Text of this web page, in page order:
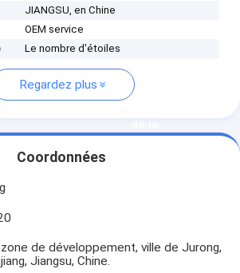
de avec Polonais Tente de
l&#039;\\u00e9preuve
JIANGSU, en Chine
OEM service
Le nombre d'étoiles
Regardez plus
Coordonnées
zone de développement, ville de Jurong,
Jiangsu, Chine.
photo\\/pd168311873-